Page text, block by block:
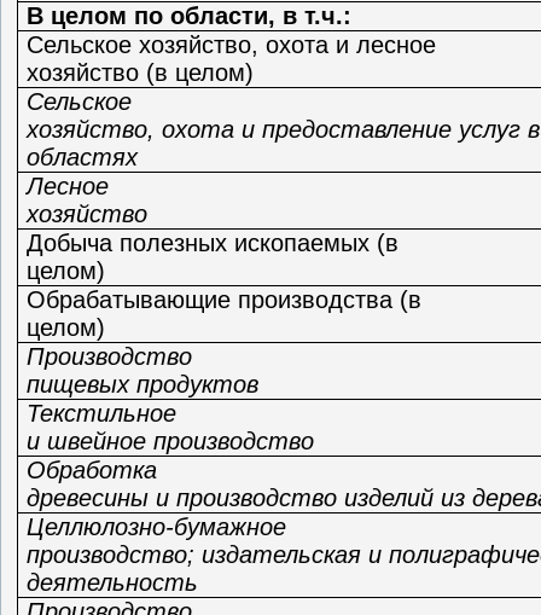
В целом по области, в т.ч.:
Сельское хозяйство, охота и лесное
хозяйство (в целом)
Сельское
хозяйство, охота и предоставление услуг
областях
Лесное
хозяйство
Добыча полезных ископаемых (в
целом)
Обрабатывающие производства (в
целом)
Производство
пищевых продуктов
Текстильное
и швейное производство
Обработка
древесины и производство изделий из
Целлюлозно-бумажное
производство; издательская и
деятельность